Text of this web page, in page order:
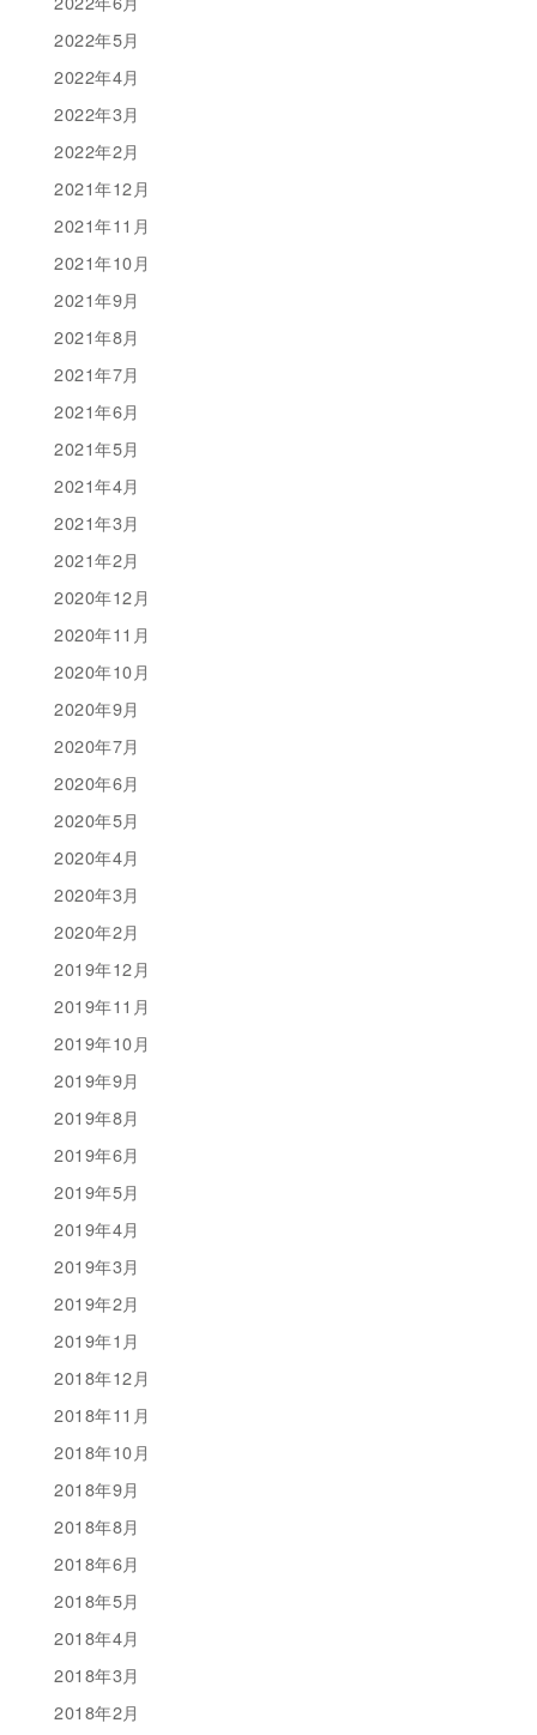
2022年5月
2022年4月
2022年3月
2022年2月
2021年12月
2021年11月
2021年10月
2021年9月
2021年8月
2021年7月
2021年6月
2021年5月
2021年4月
2021年3月
2021年2月
2020年12月
2020年11月
2020年10月
2020年9月
2020年7月
2020年6月
2020年5月
2020年4月
2020年3月
2020年2月
2019年12月
2019年11月
2019年10月
2019年9月
2019年8月
2019年6月
2019年5月
2019年4月
2019年3月
2019年2月
2019年1月
2018年12月
2018年11月
2018年10月
2018年9月
2018年8月
2018年6月
2018年5月
2018年4月
2018年3月
2018年2月